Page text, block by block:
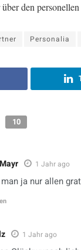
den
Personalia
10
1 Jahr ago
ja nur allen
1 Jahr ago